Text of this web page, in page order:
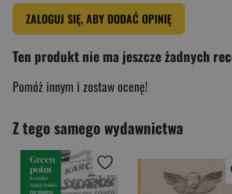
ZALOGUJ SIĘ, ABY DODAĆ OPINIĘ
Ten produkt nie ma jeszcze żadnych
Pomóż innym i zostaw ocenę!
Z tego samego wydawnictwa